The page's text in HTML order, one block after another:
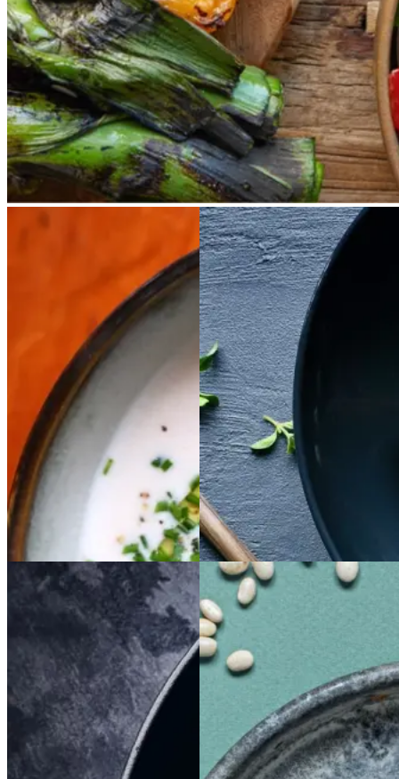
løg. Dem griller man helt sorte, så
fjerner man den yderste skal og
dypper det fløjlsbløde løg i
saucen. Calcots er svære at
opdrive på disse kanter, men små
nye porrer kan bruges.
Kold hvid
bønnesuppe
bønnesu
Gem opskrift
SatjaSatja de
pollopollo
Gem opskrift
Aftensmad
BraiseretBraiseret
oksetværreboksetvæ
rreb
Sloppy Sloppy JoeJoe